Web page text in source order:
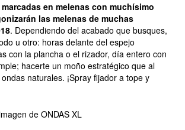
en melenas con muchísimo
las melenas de muchas
. Dependiendo del acabado que busques,
u otro: horas delante del espejo
con la plancha o el rizador, día entero con
hacerte un moño estratégico que al
naturales. ¡Spray fijador a tope y